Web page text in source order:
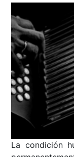
La condición